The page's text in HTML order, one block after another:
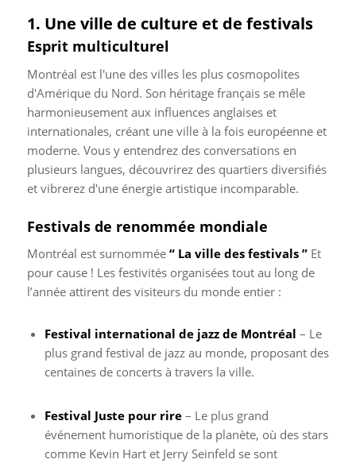
1. Une ville de culture et de festivals
Esprit multiculturel
Montréal est l'une des villes les plus cosmopolites
d'Amérique du Nord. Son héritage français se mêle
harmonieusement aux influences anglaises et
internationales, créant une ville à la fois européenne et
moderne. Vous y entendrez des conversations en
plusieurs langues, découvrirez des quartiers diversifiés
et vibrerez d'une énergie artistique incomparable.
Festivals de renommée mondiale
Montréal est surnommée “ La ville des festivals ”Et
pour cause ! Les festivités organisées tout au long de
l’année attirent des visiteurs du monde entier :
Festival international de jazz de Montréal – Le
plus grand festival de jazz au monde, proposant des
centaines de concerts à travers la ville.
Festival Juste pour rire– Le plus grand
événement humoristique de la planète, où des stars
comme Kevin Hart et Jerry Seinfeld se sont